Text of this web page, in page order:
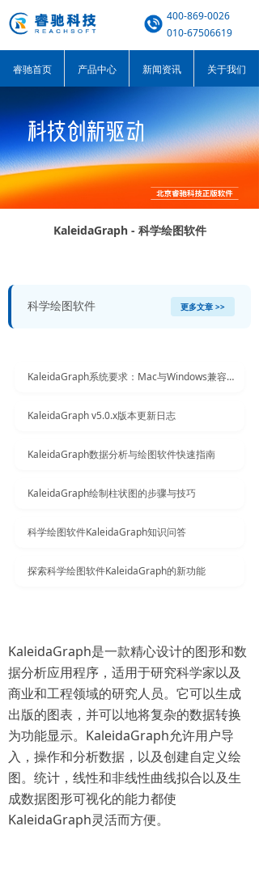
400-869-0026
010-67506619
睿驰首页 产品中心 新闻资讯 关于我们
KaleidaGraph - 科学绘图软件
科学绘图软件 更多文章 >>
KaleidaGraph系统要求：Mac与Windows兼容版本指南
KaleidaGraph v5.0.x版本更新日志
KaleidaGraph数据分析与绘图软件快速指南
KaleidaGraph绘制柱状图的步骤与技巧
科学绘图软件KaleidaGraph知识问答
探索科学绘图软件KaleidaGraph的新功能
KaleidaGraph是一款精心设计的图形和数
据分析应用程序，适用于研究科学家以及
商业和工程领域的研究人员。它可以生成
出版的图表，并可以地将复杂的数据转换
为功能显示。KaleidaGraph允许用户导
入，操作和分析数据，以及创建自定义绘
图。统计，线性和非线性曲线拟合以及生
成数据图形可视化的能力都使
KaleidaGraph灵活而方便。